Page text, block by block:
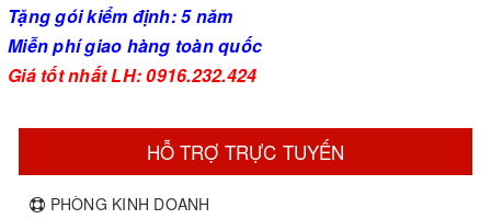
Tặng gói kiểm định: 5 năm
Miễn phí giao hàng toàn quốc
Giá tốt nhất LH: 0916.232.424
HỖ TRỢ TRỰC TUYẾN
PHÒNG KINH DOANH